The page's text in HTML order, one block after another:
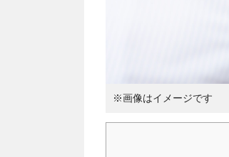
※画像はイメージです